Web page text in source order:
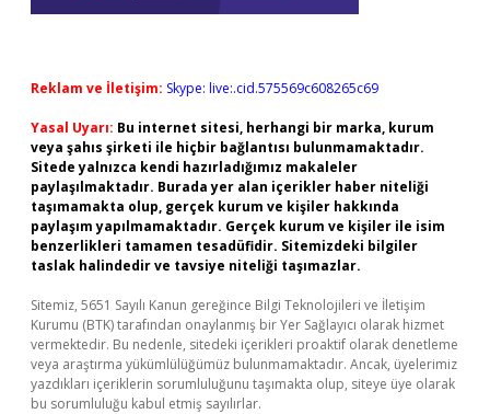
Reklam ve İletişim: Skype: live:.cid.575569c608265c69
Yasal Uyarı: Bu internet sitesi, herhangi bir marka, kurum
veya şahıs şirketi ile hiçbir bağlantısı bulunmamaktadır.
Sitede yalnızca kendi hazırladığımız makaleler
paylaşılmaktadır. Burada yer alan içerikler haber niteliği
taşımamakta olup, gerçek kurum ve kişiler hakkında
paylaşım yapılmamaktadır. Gerçek kurum ve kişiler ile isim
benzerlikleri tamamen tesadüfidir. Sitemizdeki bilgiler
taslak halindedir ve tavsiye niteliği taşımazlar.
Sitemiz, 5651 Sayılı Kanun gereğince Bilgi Teknolojileri ve İletişim
Kurumu (BTK) tarafından onaylanmış bir Yer Sağlayıcı olarak hizmet
vermektedir. Bu nedenle, sitedeki içerikleri proaktif olarak denetleme
veya araştırma yükümlülüğümüz bulunmamaktadır. Ancak, üyelerimiz
yazdıkları içeriklerin sorumluluğunu taşımakta olup, siteye üye olarak
bu sorumluluğu kabul etmiş sayılırlar.